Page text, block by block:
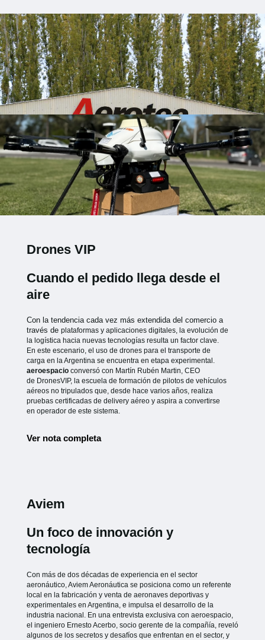
Drones VIP
Cuando el pedido llega desde el
aire
Con la tendencia cada vez más extendida del comercio a
través de plataformas y aplicaciones digitales, la evolución de
la logística hacia nuevas tecnologías resulta un factor clave.
En este escenario, el uso de drones para el transporte de
carga en la Argentina se encuentra en etapa experimental.
aeroespacioconversó con Martín Rubén Martin, CEO
de DronesVIP, la escuela de formación de pilotos de vehículos
aéreos no tripulados que, desde hace varios años, realiza
pruebas certificadas de delivery aéreo y aspira a convertirse
en operador de este sistema.
Ver nota completa
Aviem
Un foco de innovación y
tecnología
Con más de dos décadas de experiencia en el sector
aeronáutico, Aviem Aeronáutica se posiciona como un referente
local en la fabricación y venta de aeronaves deportivas y
experimentales en Argentina, e impulsa el desarrollo de la
industria nacional. En una entrevista exclusiva con aeroespacio,
el ingeniero Ernesto Acerbo, socio gerente de la compañía, reveló
algunos de los secretos y desafíos que enfrentan en el sector, y